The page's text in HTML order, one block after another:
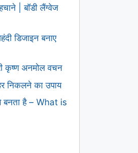
| बॉडी लैंग्वेज
डिजाइन बनाए
कृष्ण अनमोल वचन
निकलने का उपाय
है – What is